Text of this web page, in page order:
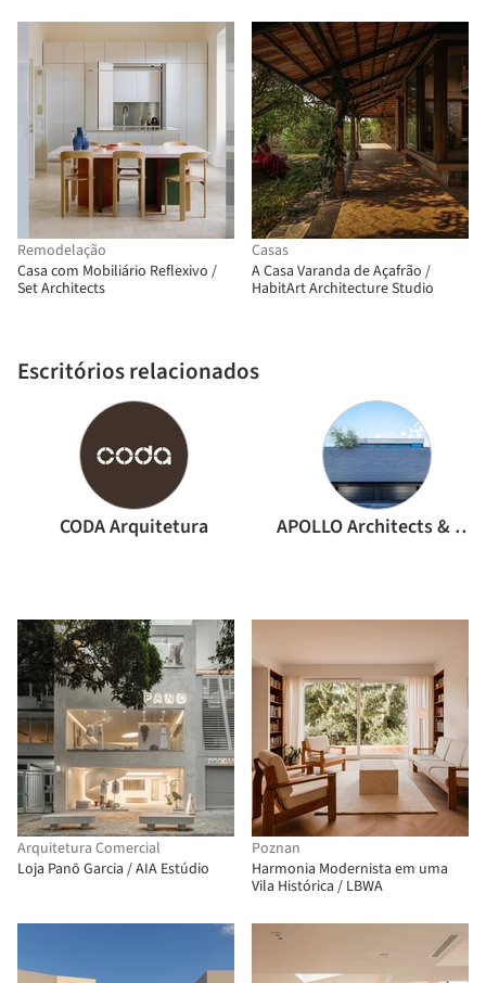
Remodelação
Casa com Mobiliário Reflexivo /
Set Architects
Escritórios relacionados
CODA Arquitetura APOLLO Architects & Associates
Casas
A Casa Varanda de Açafrão /
HabitArt Architecture Studio
Arquitetura Comercial
Loja Panō Garcia / AIA Estúdio
Poznan
Harmonia Modernista em uma
Vila Histórica / LBWA